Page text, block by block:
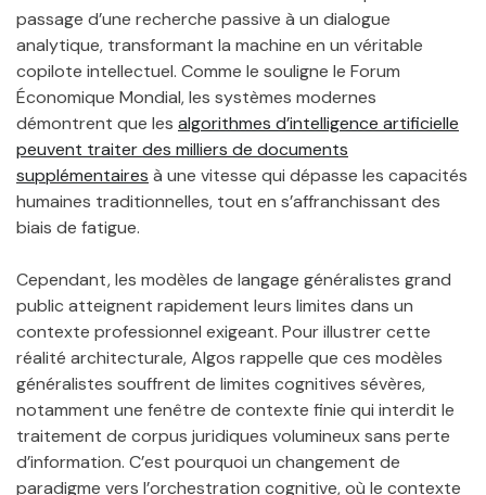
passage d’une recherche passive à un dialogue
analytique, transformant la machine en un véritable
copilote intellectuel. Comme le souligne le Forum
Économique Mondial, les systèmes modernes
démontrent que les algorithmes d’intelligence artificielle
peuvent traiter des milliers de documents
supplémentaires à une vitesse qui dépasse les capacités
humaines traditionnelles, tout en s’affranchissant des
biais de fatigue.
Cependant, les modèles de langage généralistes grand
public atteignent rapidement leurs limites dans un
contexte professionnel exigeant. Pour illustrer cette
réalité architecturale, Algos rappelle que ces modèles
généralistes souffrent de limites cognitives sévères,
notamment une fenêtre de contexte finie qui interdit le
traitement de corpus juridiques volumineux sans perte
d’information. C’est pourquoi un changement de
paradigme vers l’orchestration cognitive, où le contexte